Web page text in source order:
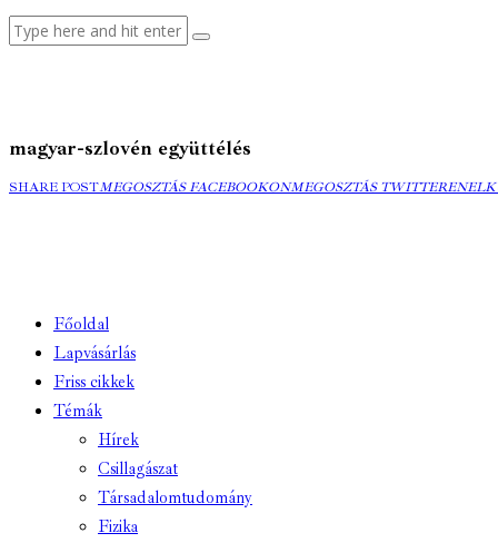
magyar-szlovén együttélés
SHARE POSTMEGOSZTÁS
MEGOSZTÁS FACEBOOKONMEGOSZTÁS
MEGOSZTÁS TWITTEREN
Főoldal
Lapvásárlás
Friss cikkek
Témák
Hírek
Csillagászat
Társadalomtudomány
Fizika